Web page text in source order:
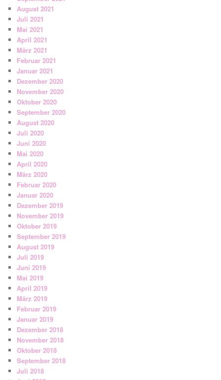
August 2021
Juli 2021
Mai 2021
April 2021
März 2021
Februar 2021
Januar 2021
Dezember 2020
November 2020
Oktober 2020
September 2020
August 2020
Juli 2020
Juni 2020
Mai 2020
April 2020
März 2020
Februar 2020
Januar 2020
Dezember 2019
November 2019
Oktober 2019
September 2019
August 2019
Juli 2019
Juni 2019
Mai 2019
April 2019
März 2019
Februar 2019
Januar 2019
Dezember 2018
November 2018
Oktober 2018
September 2018
Juli 2018